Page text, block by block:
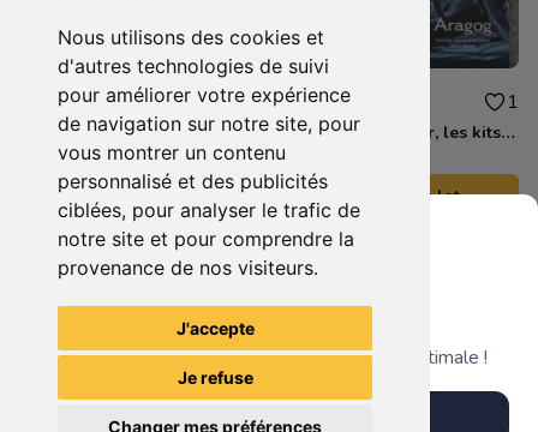
Nous utilisons des cookies et
d'autres technologies de suivi
pour améliorer votre expérience
de navigation sur notre site, pour
vous montrer un contenu
personnalisé et des publicités
ciblées, pour analyser le trafic de
notre site et pour comprendre la
provenance de nos visiteurs.
J'accepte
Je refuse
Changer mes préférences
12.00 € 0
Warhammer 40.000, Exterminatus The Rules VO, Campaign Supplement
Ajouter au lot
5.00 € 1
Livre Harry Potter, les kits collector, Aragog
Ajouter au lot
Il n'y a pas plus d'articles liés à cette recherche. ;)
Grenier du Geek
Télécharge notre app pour une expérience optimale !
Télécharger l'app